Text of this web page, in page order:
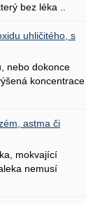
bez léka ..
uhličitého, s
nebo dokonce
koncentrace
astma či
mokvající
nemusí